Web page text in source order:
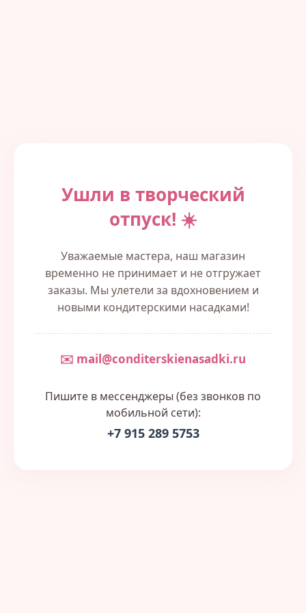
Ушли в творческий
отпуск! ☀️
Уважаемые мастера, наш магазин
временно не принимает и не отгружает
заказы. Мы улетели за вдохновением и
новыми кондитерскими насадками!
✉️ mail@conditerskienasadki.ru
Пишите в мессенджеры (без звонков по
мобильной сети):
+7 915 289 5753